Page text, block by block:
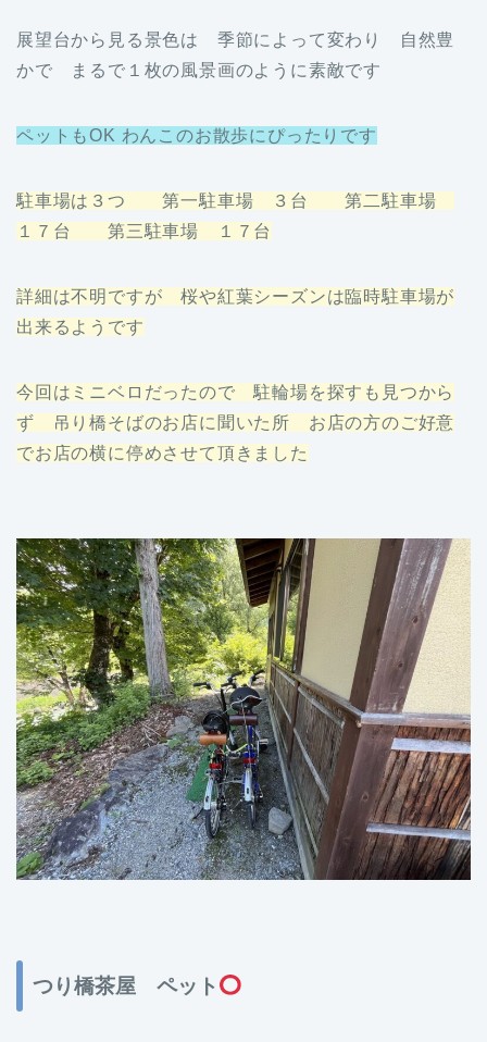
展望台から見る景色は 季節によって変わり 自然豊
かで まるで１枚の風景画のように素敵です
ペットもOK わんこのお散歩にぴったりです
駐車場は３つ 第一駐車場 ３台 第二駐車場
１７台 第三駐車場 １７台
詳細は不明ですが 桜や紅葉シーズンは臨時駐車場が
出来るようです
今回はミニベロだったので 駐輪場を探すも見つから
ず 吊り橋そばのお店に聞いた所 お店の方のご好意
でお店の横に停めさせて頂きました
つり橋茶屋 ペット